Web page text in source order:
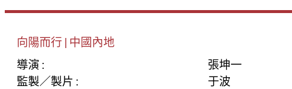
向陽而行 | 中國內地
導演 :
張坤一
監製／製片 :
于波